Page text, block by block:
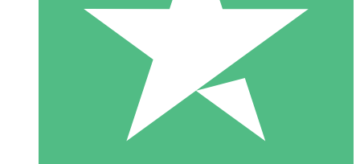
Paga según el uso con créditos de descarga. Sin compromiso
10 00